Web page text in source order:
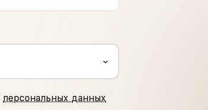
персональных данных